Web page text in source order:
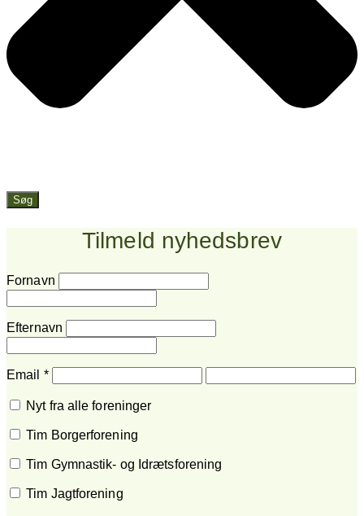
Søg
Tilmeld nyhedsbrev
Fornavn
Efternavn
Email *
Nyt fra alle foreninger
Tim Borgerforening
Tim Gymnastik- og Idrætsforening
Tim Jagtforening